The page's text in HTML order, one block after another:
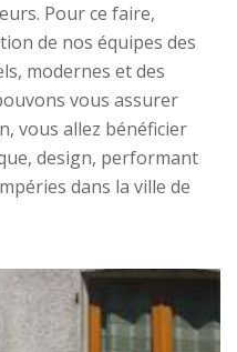
Pour ce faire,
de nos équipes des
modernes et des
vous assurer
vous allez bénéficier
design, performant
dans la ville de